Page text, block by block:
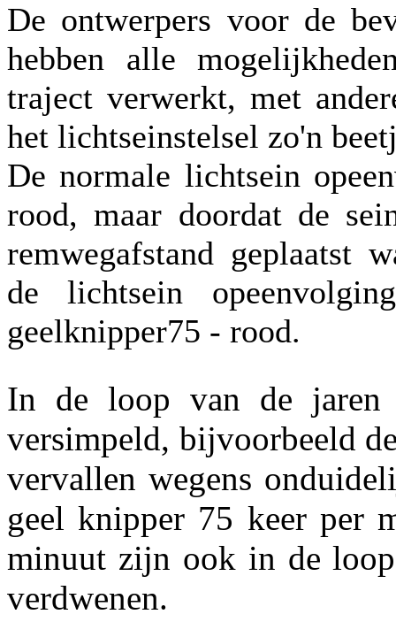
De ontwerpers voor de
hebben alle
traject verwerkt, met
het lichtseinstelsel zo'n
De normale lichtsein
rood, maar doordat de
remwegafstand geplaatst
de lichtsein
geelknipper75 - rood.
In de loop van de
versimpeld, bijvoorbeeld
vervallen wegens
geel knipper 75 keer per
minuut zijn ook in de
verdwenen.